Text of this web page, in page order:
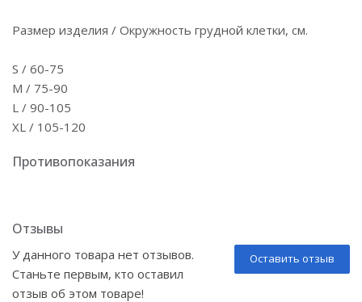
Размер изделия / Окружность грудной клетки, см.
S / 60-75
M / 75-90
L / 90-105
XL / 105-120
Противопоказания
Отзывы
Оставить отзыв
У данного товара нет отзывов.
Станьте первым, кто оставил
отзыв об этом товаре!